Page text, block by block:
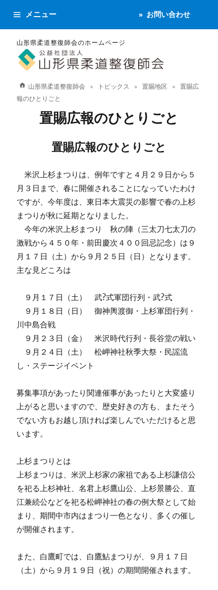
山形県柔道整復師会のホームページ
メニュー お問い合わせ
山形県柔道整復師会 トピックス 置賜地区
置賜広
報のひとりごと
置賜広報のひとりごと
置賜広報のひとりごと
米沢上杉まつりは、例年ですと４月２９日から５
月３日まで、春に開催されることになっていたわけ
ですが、今年度は、東日本大震災の影響で春の上杉
まつりが秋に延期となりました。
今年の米沢上杉まつり 秋の陣（三太刀七太刀の
激戦から４５０年・前田慶次４００回忌記念）は９
月１７日（土）から９月２５日（日）となります。
主な見どころは
９月１７日（土） 武?式軍団行列・武?式
９月１８日（日） 御神輿渡御・上杉軍団行列・
川中島合戦
９月２３日（金） 米沢時代行列・長谷堂の戦い
９月２４日（土） 松岬神社秋季大祭・民謡流
し・ステージイベント
募集事項があったり関連催事があったりと大変盛り
上がると思いますので、歴史好きの方も、またそう
でない方もお越し頂ければ楽しんでいただけると思
います。
上杉まつりとは
上杉まつりは、米沢上杉家の家祖である上杉謙信公
を祀る上杉神社、名君上杉鷹山公、上杉景勝公、直
江兼続公などを祀る松岬神社の春の例大祭として始
まり、期間中市内はまつり一色となり、多くの催し
が開催されます。
また、白鷹町では、白鷹鮎まつりが、９月１７日
（土）から９月１９日（祝）の期間開催されます。